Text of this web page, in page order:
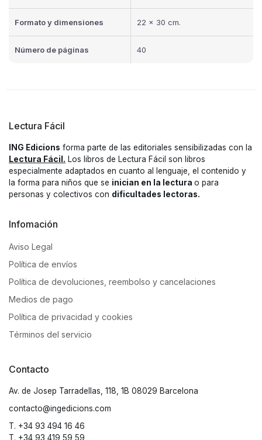
Formato y dimensiones 22 x 30 cm.
Número de páginas 40
Lectura Fácil
ING Edicions forma parte de las editoriales sensibilizadas con la
Lectura Fácil. Los libros de Lectura Fácil son libros
especialmente adaptados en cuanto al lenguaje, el contenido y
la forma para niños que se inician en la lectura o para
personas y colectivos con dificultades lectoras.
Infomación
Aviso Legal
Política de envíos
Política de devoluciones, reembolso y cancelaciones
Medios de pago
Política de privacidad y cookies
Términos del servicio
Contacto
Av. de Josep Tarradellas, 118, 1B 08029 Barcelona
contacto@ingedicions.com
T. +34 93 494 16 46
T. +34 93 419 59 59